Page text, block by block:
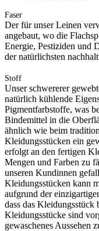
Faser
Der für unser Leinen
angebaut, wo die
Energie, Pestiziden und
der natürlichsten
Stoff
Unser schwererer
natürlich kühlende
Pigmentfarbstoffe, was
Bindemittel in die
ähnlich wie beim
Kleidungsstücken ein
erfolgt an den fertigen
Mengen und Farben zu
unseren Kundinnen
Kleidungsstücken kann
aufgrund der
dass das Kleidungsstück
Kleidungsstücke sind
gewaschenes Aussehen